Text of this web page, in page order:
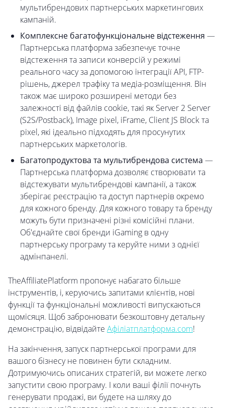
мультибрендових партнерських маркетингових
кампаній.
Комплексне багатофункціональне відстеження —
Партнерська платформа забезпечує точне
відстеження та записи конверсій у режимі
реального часу за допомогою інтеграції API, FTP-
рішень, джерел трафіку та медіа-розміщення. Він
також має широко розширені методи без
залежності від файлів cookie, такі як Server 2 Server
(S2S/Postback), Image pixel, iFrame, Client JS Block та
pixel, які ідеально підходять для просунутих
партнерських маркетологів.
Багатопродуктова та мультибрендова система —
Партнерська платформа дозволяє створювати та
відстежувати мультибрендові кампанії, а також
зберігає реєстрацію та доступ партнерів окремо
для кожного бренду. Для кожного товару та бренду
можуть бути призначені різні комісійні плани.
Об'єднайте свої бренди iGaming в одну
партнерську програму та керуйте ними з однієї
адмінпанелі.
TheAffiliatePlatform пропонує набагато більше
інструментів, і, керуючись запитами клієнтів, нові
функції та функціональні можливості випускаються
щомісяця. Щоб забронювати безкоштовну детальну
демонстрацію, відвідайте Афіліатплатформа.com!
На закінчення, запуск партнерської програми для
вашого бізнесу не повинен бути складним.
Дотримуючись описаних стратегій, ви можете легко
запустити свою програму. І коли ваші філії почнуть
генерувати продажі, ви будете на шляху до